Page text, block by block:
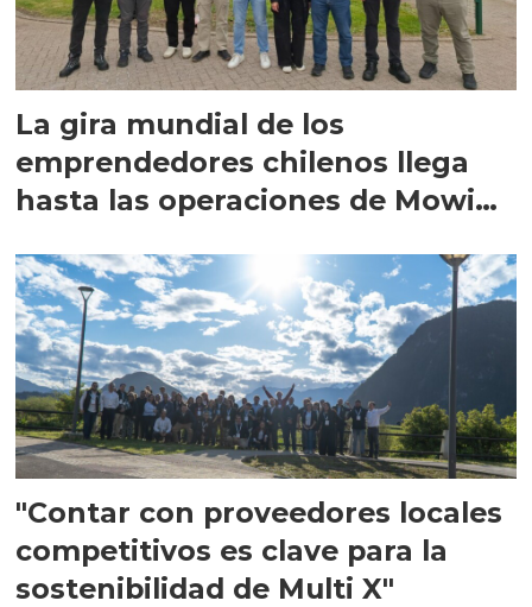
La gira mundial de los
emprendedores chilenos llega
hasta las operaciones de Mowi
"Contar con proveedores locales
competitivos es clave para la
sostenibilidad de Multi X"